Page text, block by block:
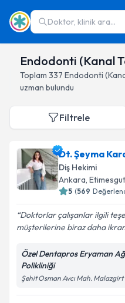
Doktor, klinik ara...
Endodonti (Kanal
Toplam 337 Endodonti
uzman bulundu
Filtrele
Dt. Şeyma
Diş Hekimi
Ankara, Etimesgut
5 (569
Doktorlar çalışanlar ilgili
müşterilerine biraz daha
Özel Dentapros Eryaman
Polikliniği
Şehit Osman Avcı Mah.